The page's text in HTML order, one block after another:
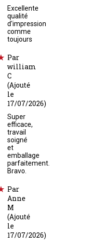
Excellente
qualité
d'impression
comme
toujours
Par
william
C
(Ajouté
le
17/07/2026)
Super
efficace,
travail
soigné
et
emballage
parfaitement.
Bravo.
Par
Anne
M
(Ajouté
le
17/07/2026)